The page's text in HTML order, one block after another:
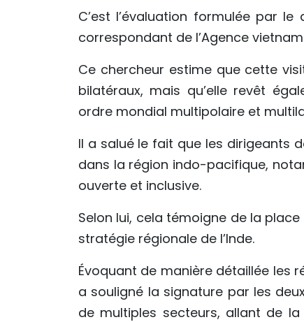
C’est l’évaluation formulée par
correspondant de l’Agence
Ce chercheur estime que cette
bilatéraux, mais qu’elle revêt
ordre mondial multipolaire et
Il a salué le fait que les dirigeants
dans la région indo-pacifique,
ouverte et inclusive.
Selon lui, cela témoigne de la
stratégie régionale de l’Inde.
Évoquant de manière détaillée les
a souligné la signature par les
de multiples secteurs, allant de